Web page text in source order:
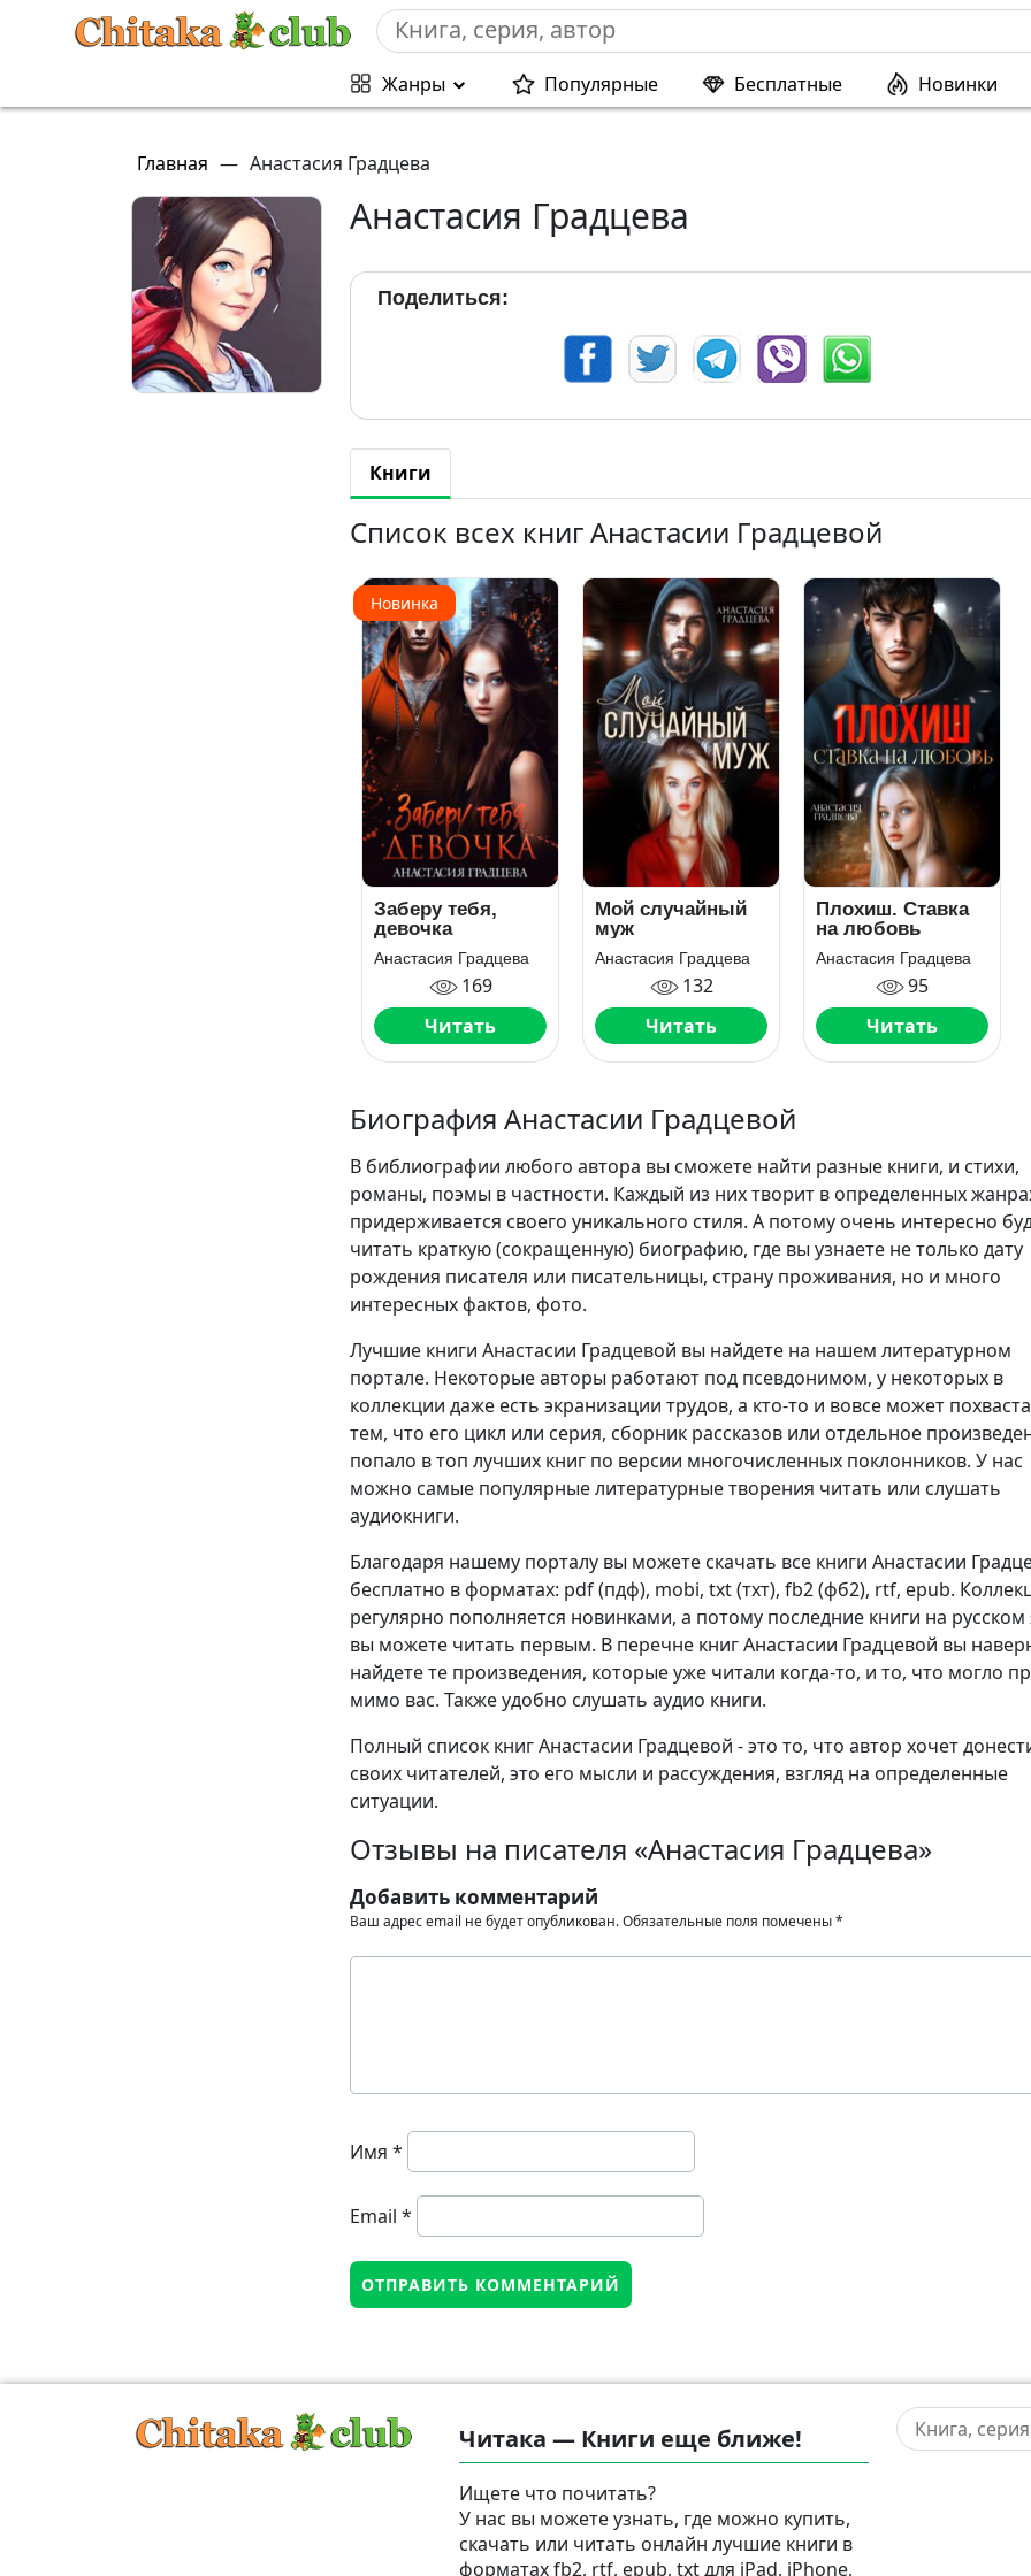
Жанры Популярные Бесплатные Новинки
Главная — Анастасия Градцева
Анастасия Градцева
Поделиться:
Книги
Список всех книг Анастасии Градцевой
Новинка
Заберу тебя,
девочка
Анастасия Градцева
169
Читать
Мой случайный
муж
Анастасия Градцева
132
Читать
Плохиш. Ставка
на любовь
Анастасия Градцева
95
Читать
Биография Анастасии Градцевой
В библиографии любого автора вы сможете найти разные книги, и стихи,
романы, поэмы в частности. Каждый из них творит в определенных
придерживается своего уникального стиля. А потому очень интересно
читать краткую (сокращенную) биографию, где вы узнаете не только дату
рождения писателя или писательницы, страну проживания, но и много
интересных фактов, фото.
Лучшие книги Анастасии Градцевой вы найдете на нашем литературном
портале. Некоторые авторы работают под псевдонимом, у некоторых в
коллекции даже есть экранизации трудов, а кто-то и вовсе может
тем, что его цикл или серия, сборник рассказов или отдельное
попало в топ лучших книг по версии многочисленных поклонников. У нас
можно самые популярные литературные творения читать или слушать
аудиокниги.
Благодаря нашему порталу вы можете скачать все книги Анастасии
бесплатно в форматах: pdf (пдф), mobi, txt (тхт), fb2 (фб2), rtf, epub.
регулярно пополняется новинками, а потому последние книги на русском
вы можете читать первым. В перечне книг Анастасии Градцевой вы
найдете те произведения, которые уже читали когда-то, и то, что могло
мимо вас. Также удобно слушать аудио книги.
Полный список книг Анастасии Градцевой - это то, что автор хочет
своих читателей, это его мысли и рассуждения, взгляд на определенные
ситуации.
Отзывы на писателя «Анастасия Градцева»
Добавить комментарий
Ваш адрес email не будет опубликован.Обязательные поля помечены*
Имя *
Email *
Читака — Книги еще ближе!
Ищете что почитать?
У нас вы можете узнать, где можно купить,
скачать или читать онлайн лучшие книги в
форматах fb2, rtf, epub, txt для iPad, iPhone,